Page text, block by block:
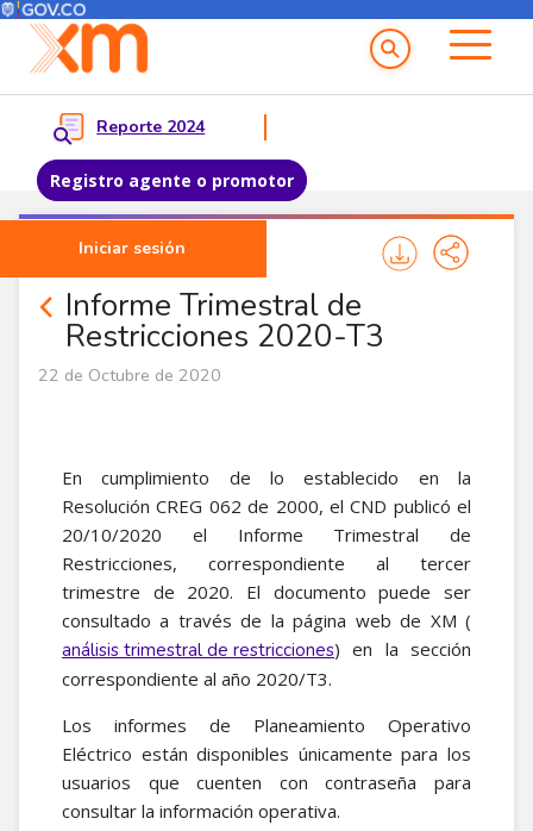
Pasar al contenido principal
Menú del Usuario
Reporte 2024
Registro agente o promotor
Iniciar sesión
Menu principal
Informe Trimestral de
Restricciones 2020-T3
Noticias Agentes
22 de Octubre de 2020
En cumplimiento de lo establecido en la
Resolución CREG 062 de 2000, el CND publicó el
20/10/2020 el Informe Trimestral de
Restricciones, correspondiente al tercer
trimestre de 2020. El documento puede ser
consultado a través de la página web de XM (
análisis trimestral de restricciones) en la sección
correspondiente al año 2020/T3.
Los informes de Planeamiento Operativo
Eléctrico están disponibles únicamente para los
usuarios que cuenten con contraseña para
consultar la información operativa.